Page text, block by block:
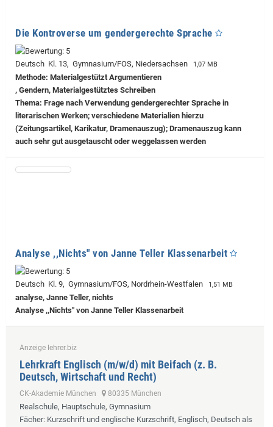
Die Kontroverse um gendergerechte Sprache
Deutsch Kl. 13, Gymnasium/FOS, Niedersachsen 1,07 MB
Methode: Materialgestützt Argumentieren
, Gendern, Materialgestütztes Schreiben
Thema: Frage nach Verwendung gendergerechter Sprache in
literarischen Werken; verschiedene Materialien hierzu
(Zeitungsartikel, Karikatur, Dramenauszug); Dramenauszug kann
auch sehr gut ausgetauscht oder weggelassen werden
Analyse ,,Nichts" von Janne Teller Klassenarbeit
Deutsch Kl. 9, Gymnasium/FOS, Nordrhein-Westfalen 1,51 MB
analyse, Janne Teller, nichts
Analyse ,,Nichts" von Janne Teller Klassenarbeit
Anzeige lehrer.biz
Lehrkraft Englisch (m/w/d) mit Beifach (z. B.
Deutsch, Wirtschaft und Recht)
CK-Akademie München 80335 München
Realschule, Hauptschule, Gymnasium
Fächer: Kurzschrift und englische Kurzschrift, Englisch, Deutsch als